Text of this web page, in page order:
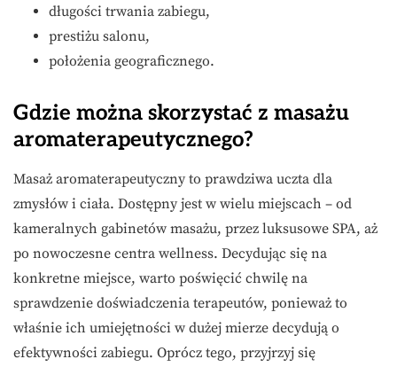
długości trwania zabiegu,
prestiżu salonu,
położenia geograficznego.
Gdzie można skorzystać z masażu
aromaterapeutycznego?
Masaż aromaterapeutyczny to prawdziwa uczta dla
zmysłów i ciała. Dostępny jest w wielu miejscach – od
kameralnych gabinetów masażu, przez luksusowe SPA, aż
po nowoczesne centra wellness. Decydując się na
konkretne miejsce, warto poświęcić chwilę na
sprawdzenie doświadczenia terapeutów, ponieważ to
właśnie ich umiejętności w dużej mierze decydują o
efektywności zabiegu. Oprócz tego, przyjrzyj się